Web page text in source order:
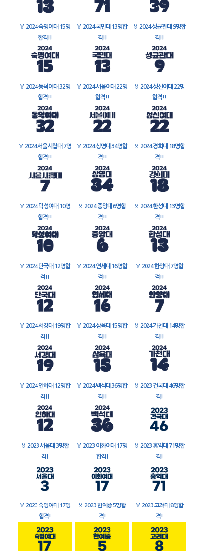
🏅 2024 숙명여대 15명
합격!!
🏅 2024 국민대 13명합
격!!
🏅 2024 성균관대 9명합
격!!
🏅 2024 동덕여대 32명
합격!!
🏅 2024 서울여대 22명
합격!!
🏅 2024 성신여대 22명
합격!!
🏅 2024 서울시립대 7명
합격!!
🏅 2024 상명대 34명합
격!!
🏅 2024 경희대 18명합
격!!
🏅 2024 덕성여대 10명
합격!!
🏅 2024 중앙대 6명합
격!!
🏅 2024 한성대 13명합
격!!
🏅 2024 단국대 12명합
격!!
🏅 2024 연세대 16명합
격!!
🏅 2024 한양대 7명합
격!!
🏅 2024 서경대 19명합
격!!
🏅 2024 삼육대 15명합
격!!
🏅 2024 가천대 14명합
격!!
🏅 2024 인하대 12명합
격!!
🏅 2024 백석대 36명합
격!!
🏅 2023 건국대 46명합
격!
🏅 2023 서울대 3명합
격!
🏅 2023 이화여대 17명
합격!
🏅 2023 홍익대 71명합
격!
🏅 2023 숙명여대 17명
합격!
🏅 2023 한예종 5명합
격!
🏅 2023 고려대 8명합
격!